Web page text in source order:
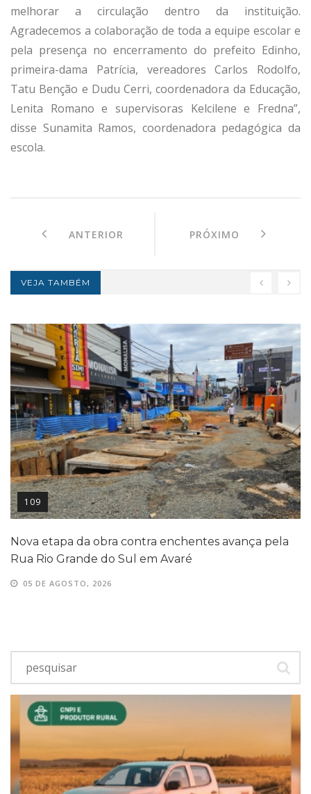
melhorar a circulação dentro da instituição.
Agradecemos a colaboração de toda a equipe escolar e
pela presença no encerramento do prefeito Edinho,
primeira-dama Patrícia, vereadores Carlos Rodolfo,
Tatu Benção e Dudu Cerri, coordenadora da Educação,
Lenita Romano e supervisoras Kelcilene e Fredna”,
disse Sunamita Ramos, coordenadora pedagógica da
escola.
ANTERIOR PRÓXIMO
VEJA TAMBÉM
109
Nova etapa da obra contra enchentes avança pela
Rua Rio Grande do Sul em Avaré
05 DE AGOSTO, 2026